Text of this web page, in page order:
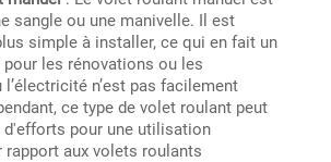
sangle ou une manivelle. Il est
simple à installer, ce qui en fait un
les rénovations ou les
n’est pas facilement
ce type de volet roulant peut
d'efforts pour une utilisation
rapport aux volets roulants